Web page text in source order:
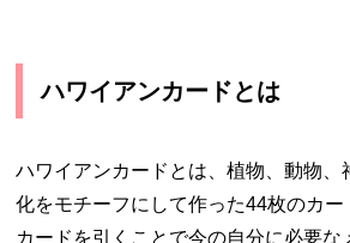
ハワイアンカードとは
ハワイアンカードとは、植物、動物、
化をモチーフにして作った44枚のカー
カードを引くことで今の自分に必要な